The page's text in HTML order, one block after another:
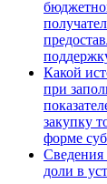
Какой
при
закупку
форме
Сведения
доли в